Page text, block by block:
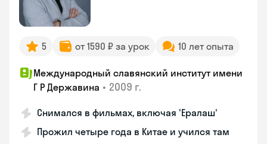
5 от 1590 ₽ за урок 10 лет опыта
Международный славянский институт имени
Г Р Державина • 2009 г.
Снимался в фильмах, включая 'Ералаш'
Прожил четыре года в Китае и учился там